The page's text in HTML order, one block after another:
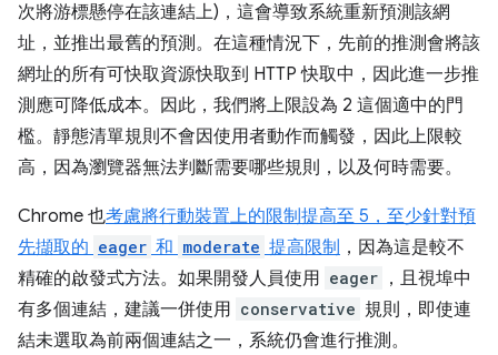
次將游標懸停在該連結上)，這會導致系統重新預測該網
址，並推出最舊的預測。在這種情況下，先前的推測會將該
網址的所有可快取資源快取到 HTTP 快取中，因此進一步推
測應可降低成本。因此，我們將上限設為 2 這個適中的門
檻。靜態清單規則不會因使用者動作而觸發，因此上限較
高，因為瀏覽器無法判斷需要哪些規則，以及何時需要。
Chrome 也考慮將行動裝置上的限制提高至 5，至少針對預
先擷取的 eager 和 moderate 提高限制 ，因為這是較不
精確的啟發式方法。如果開發人員使用 eager ，且視埠中
有多個連結，建議一併使用 conservative 規則，即使連
結未選取為前兩個連結之一，系統仍會進行推測。